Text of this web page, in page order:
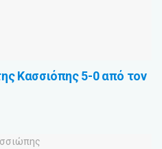
Κασσιόπης 5-0 από τον